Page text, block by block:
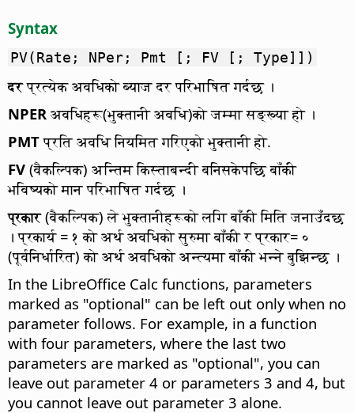
Syntax
PV(Rate; NPer; Pmt [; FV [; Type]])
दरप्रत्येक अवधिको ब्याज दर परिभाषित गर्दछ ।
NPER अवधिहरू(भुक्तानी अवधि)को जम्मा सङ्ख्या हो ।
PMTप्रति अवधि नियमित गरिएको भुक्तानी हो.
FV (वैकल्पिक) अन्तिम किस्ताबन्दी बनिसकेपछि बाँकी
भविष्यको मान परिभाषित गर्दछ ।
प्रकार(वैकल्पिक) ले भुक्तानीहरूको लगि बाँकी मिति जनाउँदछ
। प्रकार्य = १ को अर्थ अवधिको सुरुमा बाँकी र प्रकार= ०
(पूर्वनिर्धारित) को अर्थ अवधिको अन्त्यमा बाँकी भन्ने बुझिन्छ ।
In the LibreOffice Calc functions, parameters
marked as "optional" can be left out only when no
parameter follows. For example, in a function
with four parameters, where the last two
parameters are marked as "optional", you can
leave out parameter 4 or parameters 3 and 4, but
you cannot leave out parameter 3 alone.